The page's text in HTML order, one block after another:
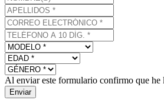
Al enviar este formulario confirmo que he
Enviar